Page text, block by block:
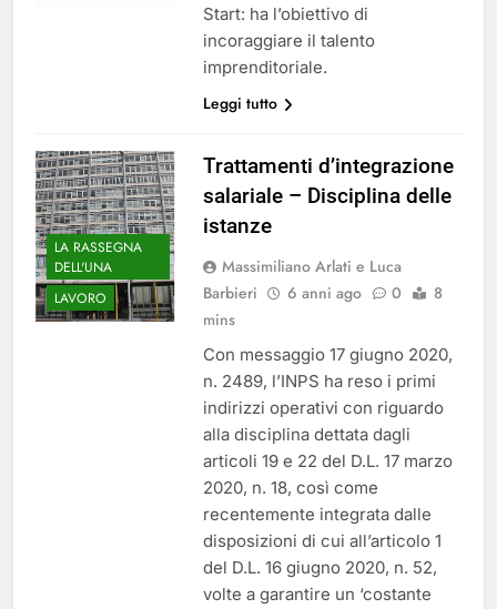
Start: ha l’obiettivo di
incoraggiare il talento
imprenditoriale.
Leggi tutto
LA RASSEGNA
DELL'UNA
LAVORO
Trattamenti d’integrazione
salariale – Disciplina delle
istanze
Massimiliano Arlati e Luca
Barbieri
6 anni ago 0
8
mins
Con messaggio 17 giugno 2020,
n. 2489, l’INPS ha reso i primi
indirizzi operativi con riguardo
alla disciplina dettata dagli
articoli 19 e 22 del D.L. 17 marzo
2020, n. 18, così come
recentemente integrata dalle
disposizioni di cui all’articolo 1
del D.L. 16 giugno 2020, n. 52,
volte a garantire un ‘costante